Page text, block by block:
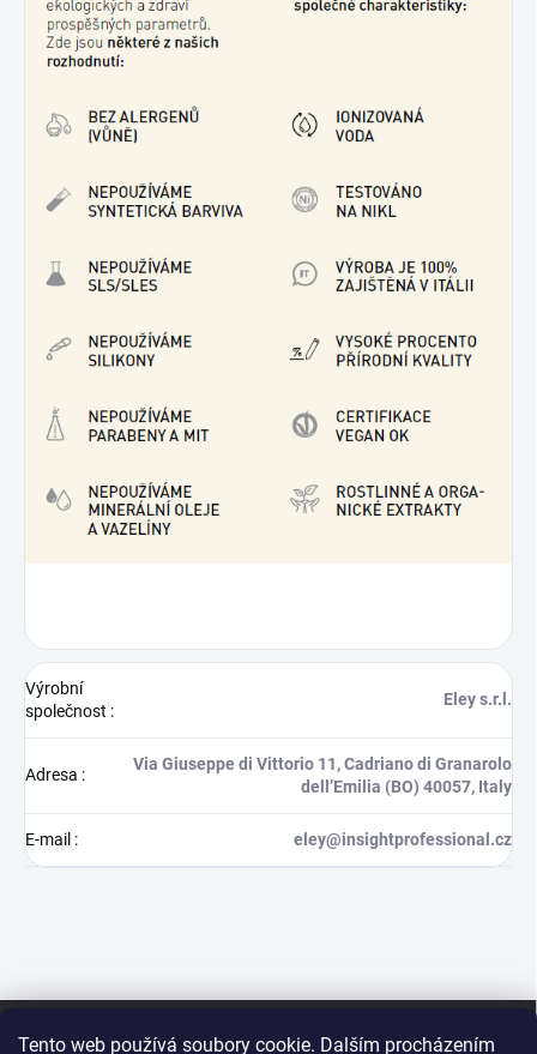
Tento web používá soubory cookie. Dalším procházením
Výrobní
společnost :
Eley s.r.l.
Adresa :
Via Giuseppe di Vittorio 11, Cadriano di Granarolo
dell’Emilia (BO) 40057, Italy
E-mail : eley@insightprofessional.cz